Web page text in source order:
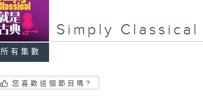
所有集數
Simply Classical
您喜歡這個節目嗎?